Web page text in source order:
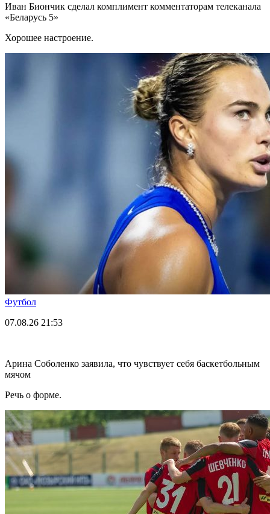
Иван Биончик сделал комплимент комментаторам телеканала
«Беларусь 5»
Хорошее настроение.
Футбол
07.08.26 21:53
Арина Соболенко заявила, что чувствует себя баскетбольным
мячом
Речь о форме.